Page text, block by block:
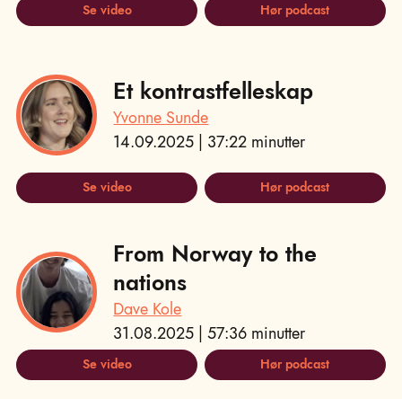
Se video Hør podcast
Et kontrastfelleskap
Yvonne Sunde
14.09.2025 | 37:22 minutter
Se video Hør podcast
From Norway to the
nations
Dave Kole
31.08.2025 | 57:36 minutter
Se video Hør podcast